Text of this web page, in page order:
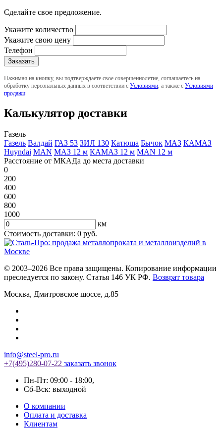
Сделайте свое предложение.
Укажите количество
Укажите свою цену
Телефон
Нажимая на кнопку, вы подтверждаете свое совершеннолетие, соглашаетесь на
обработку персональных данных в соответствии с Условиями , а также с Условиями
продажи
Калькулятор доставки
Газель
Газель Валдай ГАЗ 53 ЗИЛ 130 Катюша Бычок МАЗ КАМАЗ
Huyndai MAN МАЗ 12 м КАМАЗ 12 м MAN 12 м
Расстояние от МКАДа до места доставки
0
200
400
600
800
1000
км
Стоимость доставки: 0 руб.
© 2003–2026 Все права защищены. Копирование информации
преследуется по закону. Статья 146 УК РФ. Возврат товара
Москва, Дмитровское шоссе, д.85
info@steel-pro.ru
+7(495)280-07-22 заказать звонок
Пн-Пт: 09:00 - 18:00,
Cб-Вск: выходной
О компании
Оплата и доставка
Клиентам